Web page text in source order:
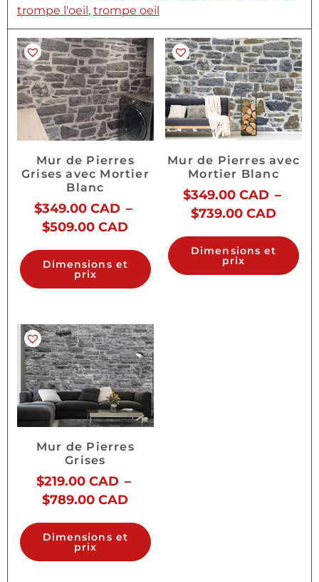
trompe l'oeil, trompe oeil
Mur de Pierres
Grises avec Mortier
Blanc
$349.00 CAD –
$509.00 CAD
Dimensions et
prix
Mur de Pierres avec
Mortier Blanc
$349.00 CAD –
$739.00 CAD
Dimensions et
prix
Mur de Pierres
Grises
$219.00 CAD –
$789.00 CAD
Dimensions et
prix